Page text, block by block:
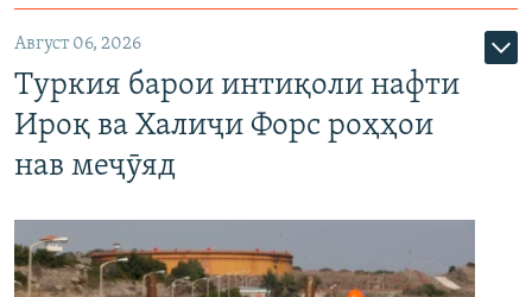
Август 06, 2026
Туркия барои интиқоли нафти
Ироқ ва Халиҷи Форс роҳҳои
нав меҷӯяд